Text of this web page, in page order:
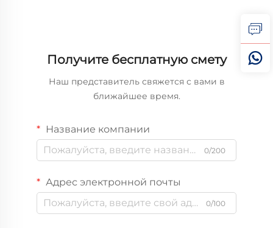
Получите бесплатную смету
Наш представитель свяжется с вами в
ближайшее время.
Название компании
0/200
Адрес электронной почты
0/100